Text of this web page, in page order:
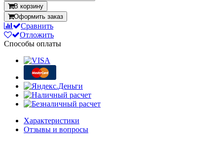
В корзину
Оформить заказ
Сравнить
Отложить
Способы оплаты
Характеристики
Отзывы и вопросы